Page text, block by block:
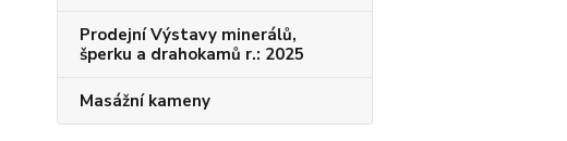
Prodejní Výstavy minerálů,
šperku a drahokamů r.: 2025
Masážní kameny